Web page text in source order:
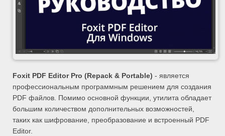
Foxit PDF Editor Pro (Repack & Portable) - является
профессиональным программным решением для создания
PDF файлов. Помимо основной функции, утилита обладает
большим количеством дополнительных возможностей,
таких как шифрование, преобразование и встроенный PDF
Editor.